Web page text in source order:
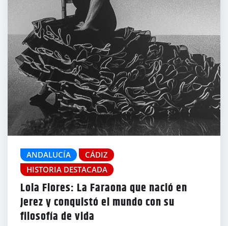
ANDALUCÍA
CÁDIZ
HISTORIA DESTACADA
Lola Flores: La Faraona que nació en
Jerez y conquistó el mundo con su
filosofía de vida